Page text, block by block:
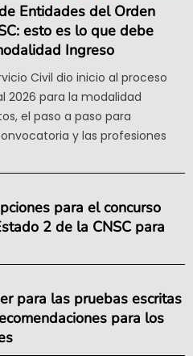
Entidades del Orden
esto es lo que debe
Ingreso
Civil dio inicio al proceso
2026 para la modalidad
el paso a paso para
y las profesiones
para el concurso
2 de la CNSC para
para las pruebas escritas
para los